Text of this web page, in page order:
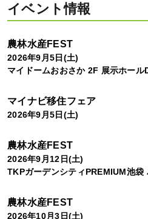
イベント情報
農林水産FEST
2026年9月5日(土)
マイドームおおさか 2F 展示ホール
マイナビ移住フェア
2026年9月5日(土)
農林水産FEST
2026年9月12日(土)
TKPガーデンシティPREMIUM池袋
農林水産FEST
2026年10月3日(土)